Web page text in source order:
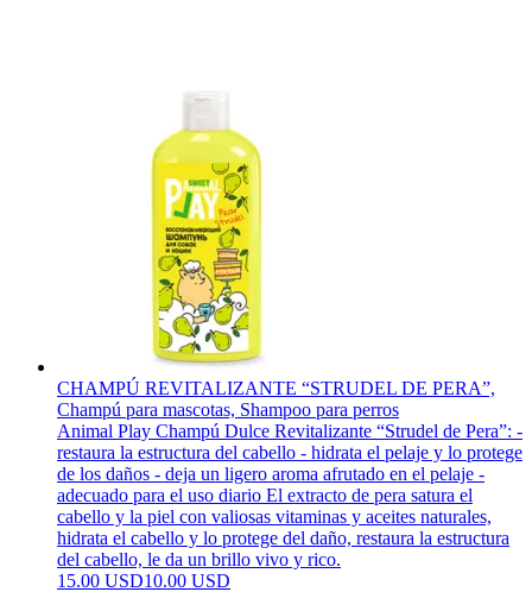
CHAMPÚ REVITALIZANTE “STRUDEL DE PERA”,
Champú para mascotas, Shampoo para perros
Animal Play Champú Dulce Revitalizante “Strudel de Pera”: -
restaura la estructura del cabello - hidrata el pelaje y lo protege
de los daños - deja un ligero aroma afrutado en el pelaje -
adecuado para el uso diario El extracto de pera satura el
cabello y la piel con valiosas vitaminas y aceites naturales,
hidrata el cabello y lo protege del daño, restaura la estructura
del cabello, le da un brillo vivo y rico.
15.00 USD10.00 USD